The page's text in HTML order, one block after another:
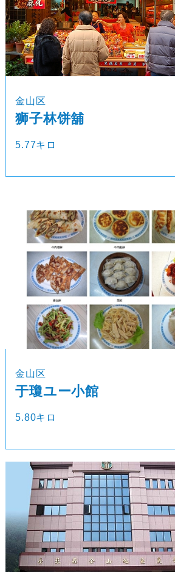
金山区
狮子林饼舖
5.77キロ
金山区
于瓊ユー小館
5.80キロ